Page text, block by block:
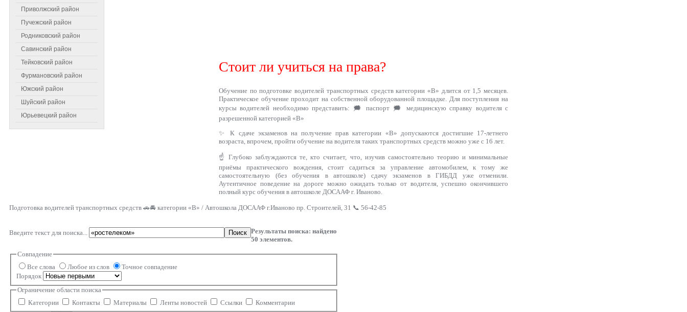
Приволжский район
Пучежский район
Родниковский район
Савинский район
Тейковский район
Фурмановский район
Южский район
Шуйский район
Юрьевецкий район
Самое читаемое
Стоит ли учиться на права?
Обучение по подготовке водителей транспортных средств категории «B» длится от 1,5 месяцев.
Практическое обучение проходит на собственной оборудованной площадке. Для поступления на
курсы водителей необходимо представить: 🗯 паспорт 🗯 медицинскую справку водителя с
разрешенной категорией «В»
✨ К сдаче экзаменов на получение прав категории «В» допускаются достигшие 17-летнего
возраста, впрочем, пройти обучение на водителя таких транспортных средств можно уже с 16 лет.
☝ Глубоко заблуждаются те, кто считает, что, изучив самостоятельно теорию и минимальные
приёмы практического вождения, стоит садиться за управление автомобилем, к тому же
самостоятельную (без обучения в автошколе) сдачу экзаменов в ГИБДД уже отменили.
Аутентичное поведение на дороге можно ожидать только от водителя, успешно окончившего
полный курс обучения в автошколе ДОСААФ г. Иваново.
Подготовка водителей транспортных средств 🚗🚘 категории «В» / Автошкола ДОСААФ г.Иваново пр. Строителей, 31 📞 56-42-85
Введите текст для поиска... Поиск Результаты поиска: найдено
50 элементов.
Совпадение
Все слова
Любое из слов
Точное совпадение
Порядок
Ограничение области поиска
Категории
Контакты Материалы Ленты новостей Ссылки
Комментарии